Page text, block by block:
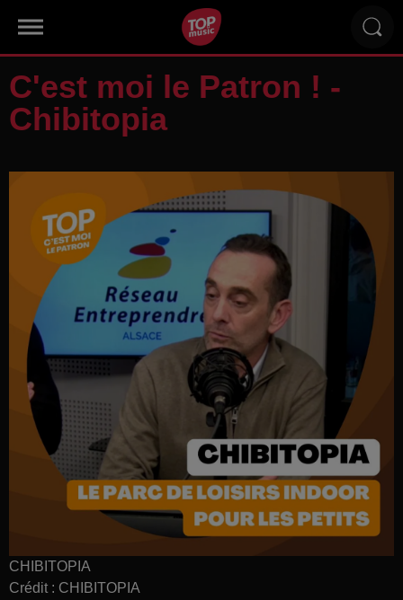
C'est moi le Patron ! -
Chibitopia
CHIBITOPIA
Crédit : CHIBITOPIA